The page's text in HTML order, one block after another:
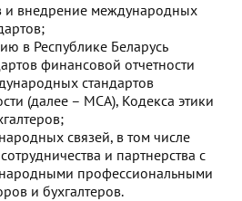
и внедрение международных
в Республике Беларусь
финансовой отчетности
стандартов
(далее – МСА), Кодекса этики
связей, в том числе
и партнерства с
профессиональными
и бухгалтеров.